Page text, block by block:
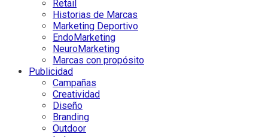
Retail
Historias de Marcas
Marketing Deportivo
EndoMarketing
NeuroMarketing
Marcas con propósito
Publicidad
Campañas
Creatividad
Diseño
Branding
Outdoor